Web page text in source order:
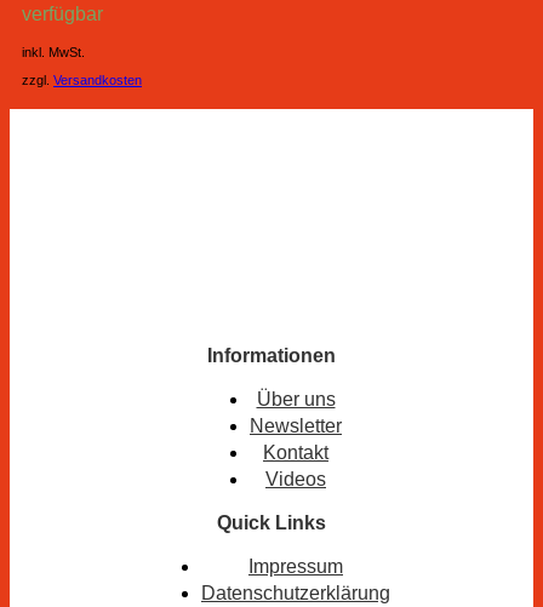
verfügbar
inkl. MwSt.
zzgl. Versandkosten
Informationen
Über uns
Newsletter
Kontakt
Videos
Quick Links
Impressum
Datenschutzerklärung